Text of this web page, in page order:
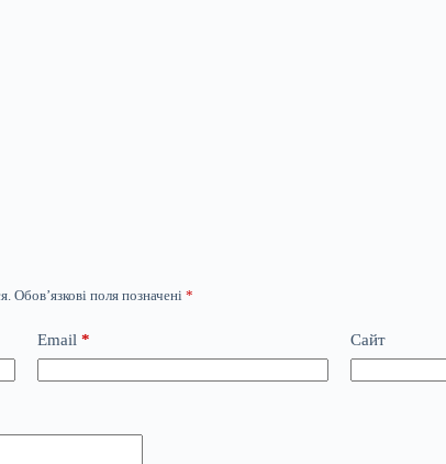
Обов’язкові поля позначені *
Email * Сайт